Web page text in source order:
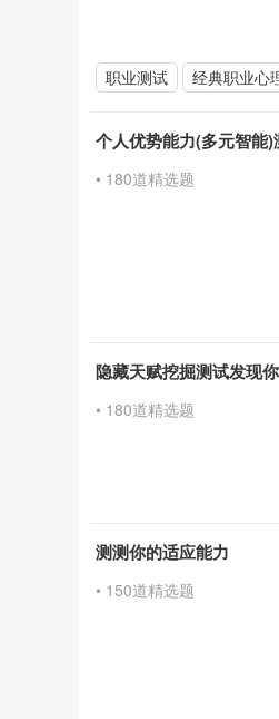
职业测试 经典职业心
个人优势能力(多元智能)
• 180道精选题
隐藏天赋挖掘测试发现
• 180道精选题
测测你的适应能力
• 150道精选题